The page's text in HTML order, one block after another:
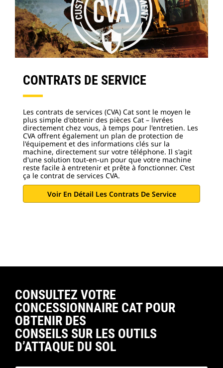
CONTRATS DE SERVICE
Les contrats de services (CVA) Cat sont le moyen le
plus simple d'obtenir des pièces Cat – livrées
directement chez vous, à temps pour l'entretien. Les
CVA offrent également un plan de protection de
l'équipement et des informations clés sur la
machine, directement sur votre téléphone. Il s'agit
d'une solution tout-en-un pour que votre machine
reste facile à entretenir et prête à fonctionner. C’est
ça le contrat de services CVA.
Voir En Détail Les Contrats De Service
CONSULTEZ VOTRE
CONCESSIONNAIRE CAT POUR
OBTENIR DES
CONSEILS SUR LES OUTILS
D’ATTAQUE DU SOL